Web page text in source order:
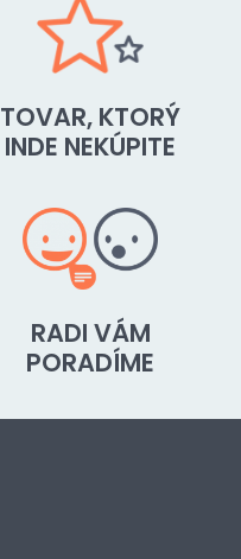
TOVAR, KTORÝ
INDE NEKÚPITE
RADI VÁM
PORADÍME